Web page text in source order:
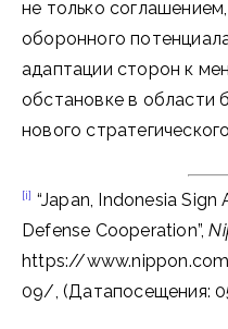
не только
оборонного
адаптации сторон к
обстановке в области
нового
[i] “Japan, Indonesia
Defense Cooperation”,
https://
09/, (Датапосещения: